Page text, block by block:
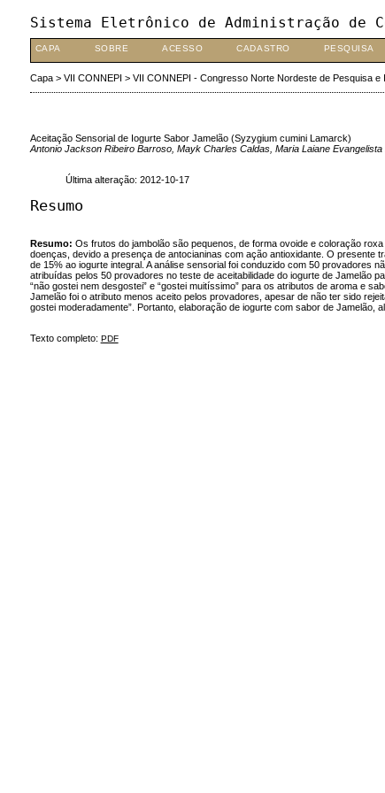
Sistema Eletrônico de Administração de
CAPA SOBRE ACESSO CADASTRO PESQUISA
Capa> VII CONNEPI > VII CONNEPI - Congresso Norte Nordeste de Pesquisa e
Aceitação Sensorial de Iogurte Sabor Jamelão (Syzygium cumini Lamarck)
Antonio Jackson Ribeiro Barroso, Mayk Charles Caldas, Maria Laiane
Última alteração: 2012-10-17
Resumo
Resumo: Os frutos do jambolão são pequenos, de forma ovoide e coloração
doenças, devido a presença de antocianinas com ação antioxidante. O presente
de 15% ao iogurte integral. A análise sensorial foi conduzido com 50 provadores
atribuídas pelos 50 provadores no teste de aceitabilidade do iogurte de Jamelão
“não gostei nem desgostei” e “gostei muitíssimo” para os atributos de aroma e
Jamelão foi o atributo menos aceito pelos provadores, apesar de não ter sido
gostei moderadamente”. Portanto, elaboração de iogurte com sabor de Jamelão,
Texto completo: PDF